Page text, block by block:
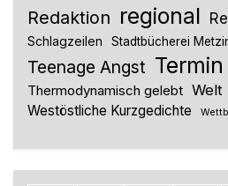
Redaktion regional
Schlagzeilen Stadtbücherei
Teenage Angst Termin
Thermodynamisch gelebt Welt
Westöstliche Kurzgedichte